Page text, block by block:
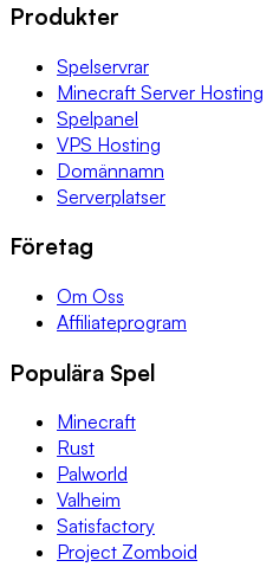
Produkter
Spelservrar
Minecraft Server Hosting
Spelpanel
VPS Hosting
Domännamn
Serverplatser
Företag
Om Oss
Affiliateprogram
Populära Spel
Minecraft
Rust
Palworld
Valheim
Satisfactory
Project Zomboid